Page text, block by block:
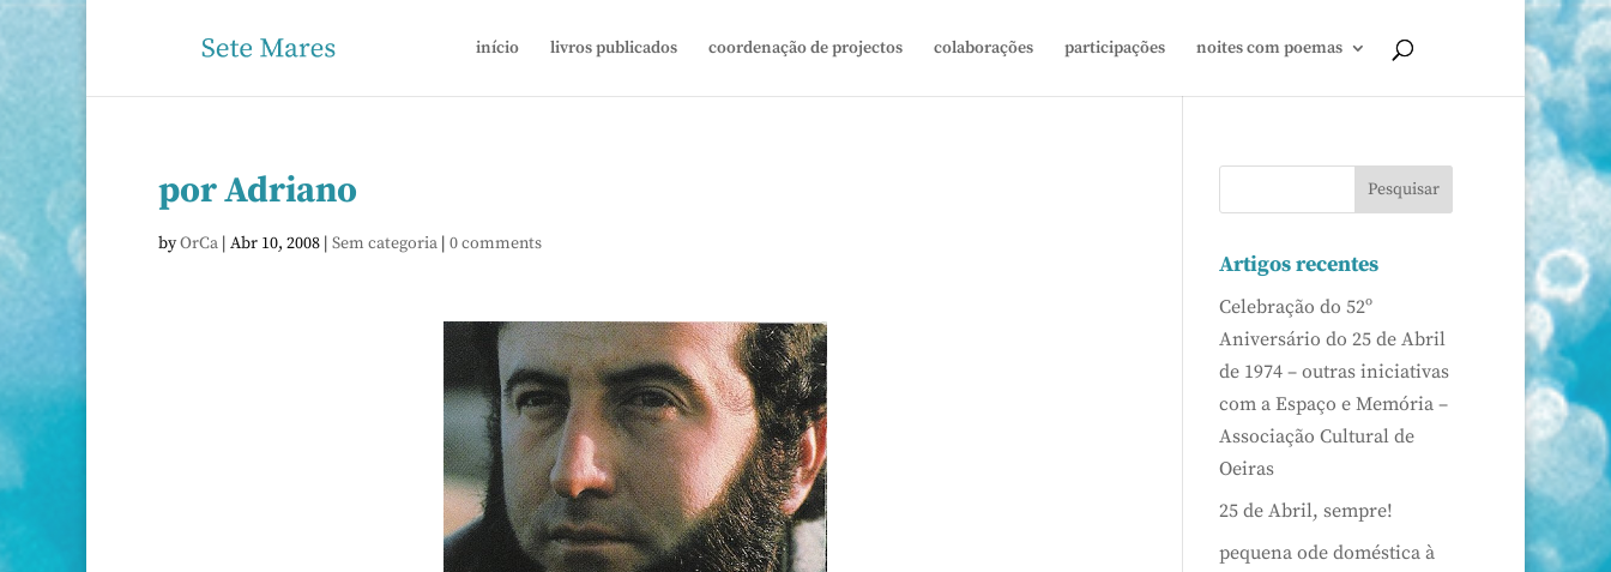
início livros publicados coordenação de projectos colaborações participações noites com poemas
por Adriano
byOrCa | Abr 10, 2008 | Sem categoria | 0 comments
Artigos recentes
Celebração do 52º
Aniversário do 25 de Abril
de 1974 – outras iniciativas
com a Espaço e Memória –
Associação Cultural de
Oeiras
25 de Abril, sempre!
pequena ode doméstica à